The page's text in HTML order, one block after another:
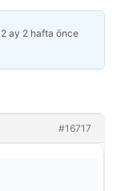
2 ay 2 hafta önce
#16717